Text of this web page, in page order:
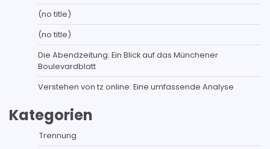
(no title)
(no title)
Die Abendzeitung: Ein Blick auf das Münchener
Boulevardblatt
Verstehen von tz online: Eine umfassende Analyse
Kategorien
Trennung